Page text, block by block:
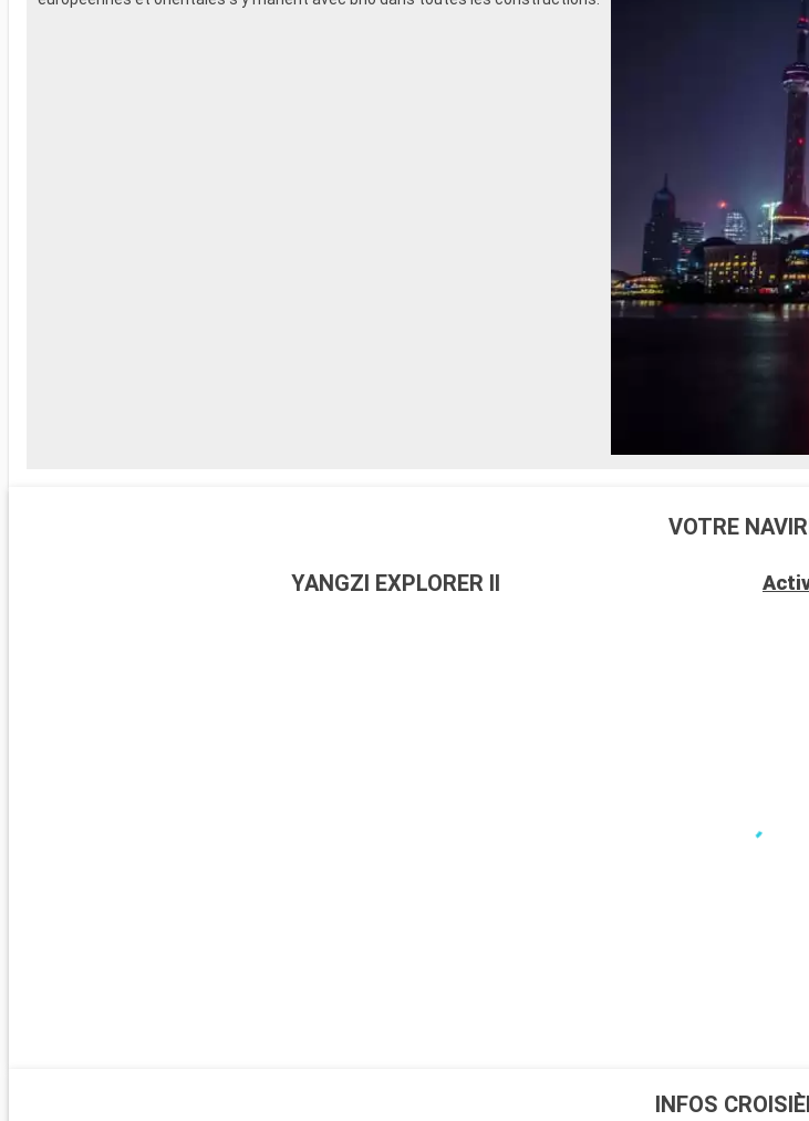
VOTRE
YANGZI EXPLORER II
INFOS